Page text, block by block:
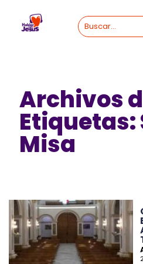
content
Archivos
Etiquetas:
Misa